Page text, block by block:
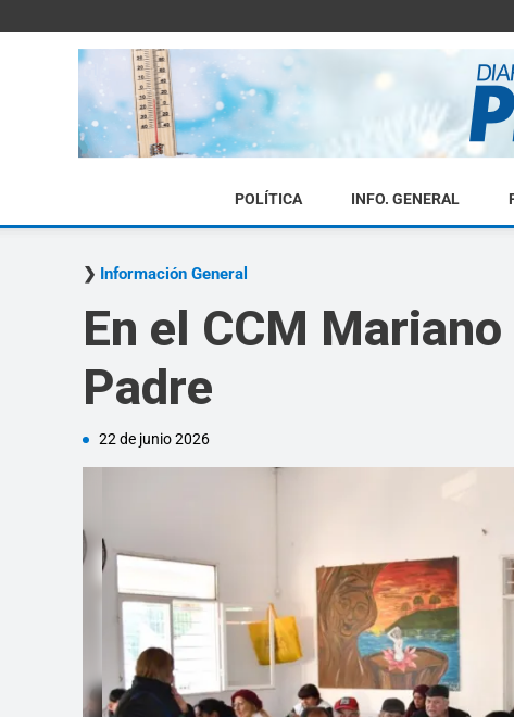
POLÍTICA INFO. GENERAL
Información General
En el CCM
Padre
22 de junio 2026